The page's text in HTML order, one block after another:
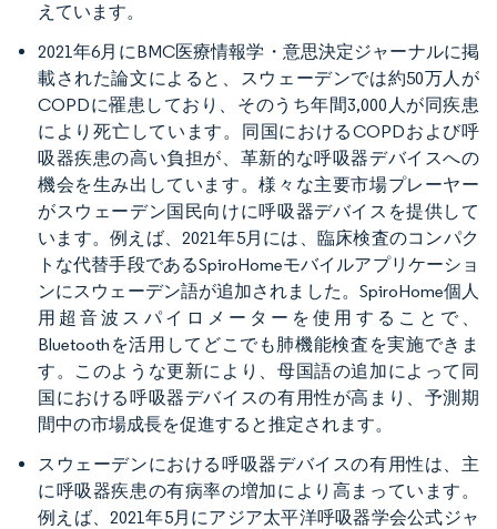
えています。
2021年6月にBMC医療情報学・意思決定ジャーナルに掲
載された論文によると、スウェーデンでは約50万人が
COPDに罹患しており、そのうち年間3,000人が同疾患
により死亡しています。同国におけるCOPDおよび呼
吸器疾患の高い負担が、革新的な呼吸器デバイスへの
機会を生み出しています。様々な主要市場プレーヤー
がスウェーデン国民向けに呼吸器デバイスを提供して
います。例えば、2021年5月には、臨床検査のコンパク
トな代替手段であるSpiroHomeモバイルアプリケーショ
ンにスウェーデン語が追加されました。SpiroHome個人
用超音波スパイロメーターを使用することで、
Bluetoothを活用してどこでも肺機能検査を実施できま
す。このような更新により、母国語の追加によって同
国における呼吸器デバイスの有用性が高まり、予測期
間中の市場成長を促進すると推定されます。
スウェーデンにおける呼吸器デバイスの有用性は、主
に呼吸器疾患の有病率の増加により高まっています。
例えば、2021年5月にアジア太平洋呼吸器学会公式ジャ